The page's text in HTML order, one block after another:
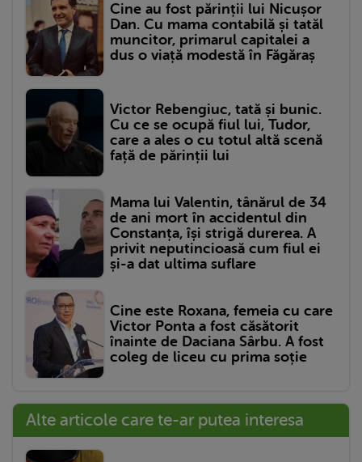
Cine au fost părinții lui Nicușor
Dan. Cu mama contabilă și tatăl
muncitor, primarul capitalei a
dus o viață modestă în Făgăraș
Victor Rebengiuc, tată și bunic.
Cu ce se ocupă fiul lui, Tudor,
care a ales o cu totul altă scenă
față de părinții lui
Mama lui Valentin, tânărul de 34
de ani mort în accidentul din
Constanța, își strigă durerea. A
privit neputincioasă cum fiul ei
și-a dat ultima suflare
Cine este Roxana, femeia cu care
Victor Ponta a fost căsătorit
înainte de Daciana Sârbu. A fost
coleg de liceu cu prima soție
Alte articole care te-ar putea interesa